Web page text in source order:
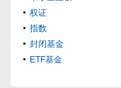
权证
指数
封闭基金
ETF基金